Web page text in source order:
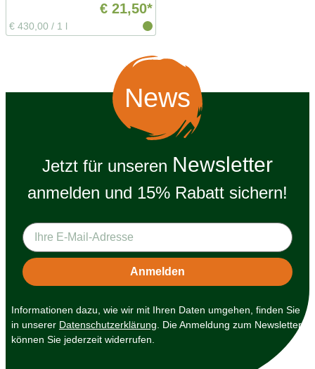
€ 21,50*
€ 430,00 / 1 l
News
Jetzt für unseren Newsletter
anmelden und 15% Rabatt sichern!
Informationen dazu, wie wir mit Ihren Daten umgehen, finden Sie
in unserer Datenschutzerklärung . Die Anmeldung zum Newsletter
können Sie jederzeit widerrufen.